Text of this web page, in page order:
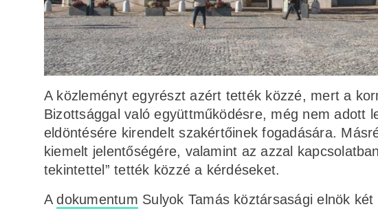
A közleményt egyrészt azért tették közzé, mert a
Bizottsággal való együttműködésre, még nem adott
eldöntésére kirendelt szakértőinek fogadására.
kiemelt jelentőségére, valamint az azzal
tekintettel” tették közzé a kérdéseket.
Adokumentum Sulyok Tamás köztársasági elnök